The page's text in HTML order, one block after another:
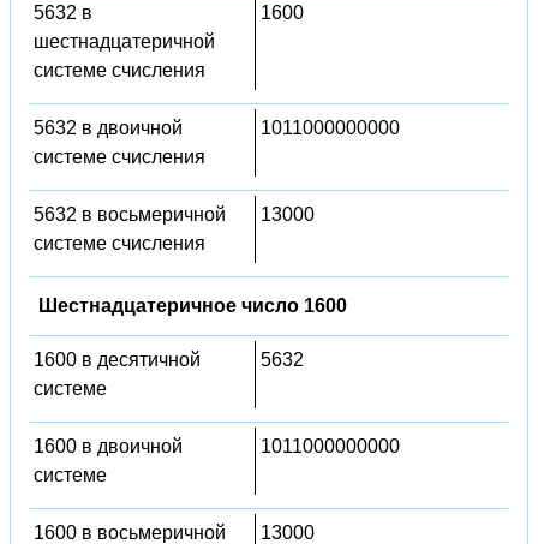
5632 в
шестнадцатеричной
системе счисления
1600
5632 в двоичной
системе счисления
1011000000000
5632 в восьмеричной
системе счисления
13000
Шестнадцатеричное число 1600
1600 в десятичной
системе
5632
1600 в двоичной
системе
1011000000000
1600 в восьмеричной
13000